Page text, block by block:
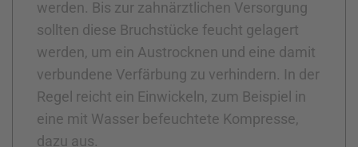
werden. Bis zur zahnärztlichen Versorgung
sollten diese Bruchstücke feucht gelagert
werden, um ein Austrocknen und eine damit
verbundene Verfärbung zu verhindern. In der
Regel reicht ein Einwickeln, zum Beispiel in
eine mit Wasser befeuchtete Kompresse,
dazu aus.